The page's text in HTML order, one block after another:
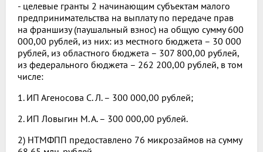
- целевые гранты 2 начинающим субъектам малого
предпринимательства на выплату по передаче прав
на франшизу (паушальный взнос) на общую сумму 600
000,00 рублей, из них: из местного бюджета – 30 000
рублей, из областного бюджета – 307 800,00 рублей,
из федерального бюджета – 262 200,00 рублей, в том
числе:
1. ИП Агеносова С. Л. – 300 000,00 рублей;
2. ИП Ловыгин М. А. – 300 000,00 рублей.
2) НТМФПП предоставлено 76 микрозаймов на сумму